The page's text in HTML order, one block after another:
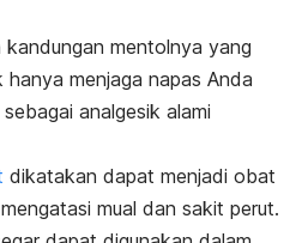
kandungan mentolnya yang
menjaga napas Anda
analgesik alami
dikatakan dapat menjadi obat
mual dan sakit perut.